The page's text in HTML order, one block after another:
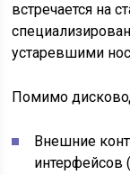
встречается на
устаревшими
Помимо
Внешние
интерфейсов